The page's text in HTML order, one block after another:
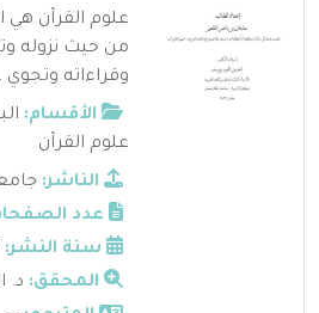
علوم القرآن هي
من حيث نزوله
وقراءاته وتجوي
الأقسام:
علوم القرآن
الناشر:
عدد
سنة النشر:
المحقق: د.